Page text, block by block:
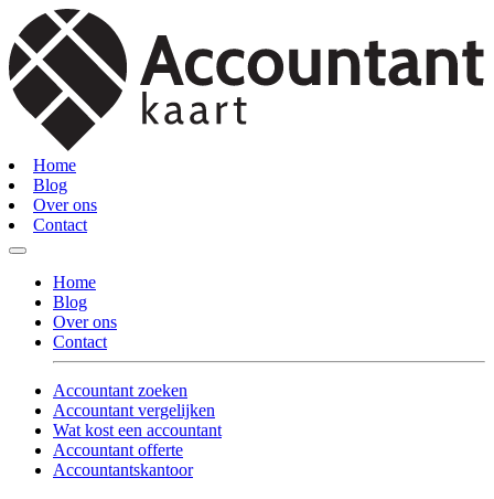
Home
Blog
Over ons
Contact
Home
Blog
Over ons
Contact
Accountant zoeken
Accountant vergelijken
Wat kost een accountant
Accountant offerte
Accountantskantoor